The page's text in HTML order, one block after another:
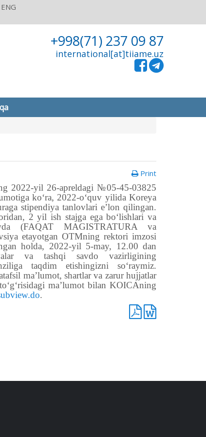
ENG
+998(71) 237 09 87
international[at]tiiame.uz
Print
2022-yil 26-apreldagi №05-45-03825
ko‘ra, 2022-o‘quv yilida Koreya
stipendiya tanlovlari e’lon qilingan.
2 yil ish stajga ega bo‘lishlari va
(FAQAT MAGISTRATURA va
etayotgan OTMning rektori imzosi
holda, 2022-yil 5-may, 12.00 dan
va tashqi savdo vazirligining
taqdim etishingizni so‘raymiz.
ma’lumot, shartlar va zarur hujjatlar
ma’lumot bilan KOICAning
.